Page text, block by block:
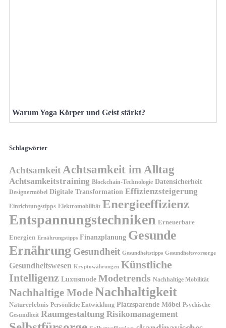
Warum Yoga Körper und Geist stärkt?
Schlagwörter
AchtsamkeitAchtsamkeit im Alltag
Achtsamkeitstraining Blockchain-Technologie Datensicherheit
Designermöbel Digitale Transformation Effizienzsteigerung
Einrichtungstipps Elektromobilität Energieeffizienz
Entspannungstechniken Erneuerbare
Energien Ernährungstipps Finanzplanung Gesunde
Ernährung Gesundheit Gesundheitstipps Gesundheitsvorsorge
Gesundheitswesen Kryptowährungen Künstliche
Intelligenz Luxusmode Modetrends Nachhaltige Mobilität
Nachhaltige ModeNachhaltigkeit
Naturerlebnis Persönliche Entwicklung Platzsparende Möbel Psychische
Gesundheit Raumgestaltung Risikomanagement